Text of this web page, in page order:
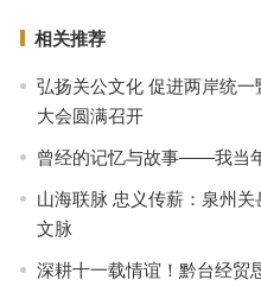
相关推荐
弘扬关公文化 促进两岸统
大会圆满召开
曾经的记忆与故事——我当
山海联脉 忠义传薪：泉州
文脉
深耕十一载情谊！黔台经贸